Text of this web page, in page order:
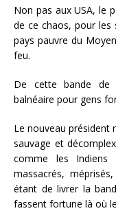
Non pas aux USA, le
de ce chaos, pour
pays pauvre du
feu.
De cette bande de
balnéaire pour gens
Le nouveau président
sauvage et
comme les Indiens
massacrés,
étant de livrer la
fassent fortune là où